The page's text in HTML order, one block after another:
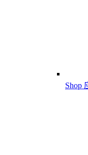
Shop